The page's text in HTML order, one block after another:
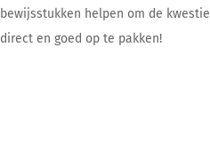
bewijsstukken helpen om de kwestie
direct en goed op te pakken!